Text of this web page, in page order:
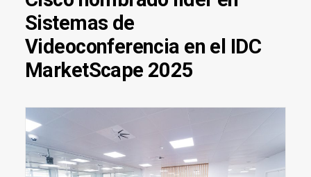
Sistemas de
Videoconferencia en el IDC
MarketScape 2025